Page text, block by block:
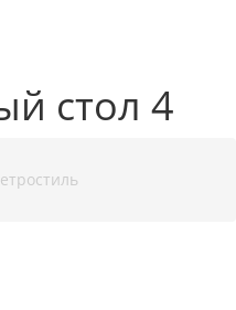
стол 4